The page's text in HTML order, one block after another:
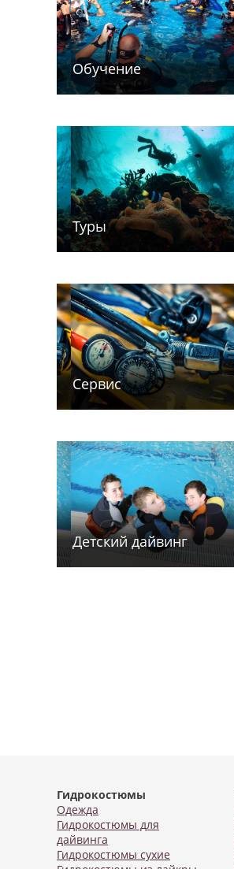
Обучение
Туры
Сервис
Детский дайв­­инг
Гидрокостюмы
Одежда
Гидрокостюмы для
дайвинга
Гидрокостюмы сухие